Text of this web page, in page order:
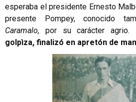
esperaba el presidente Ernesto
presente Pompey, conocido
Caramalo, por su carácter agrio.
golpìza, finalizó en apretón de